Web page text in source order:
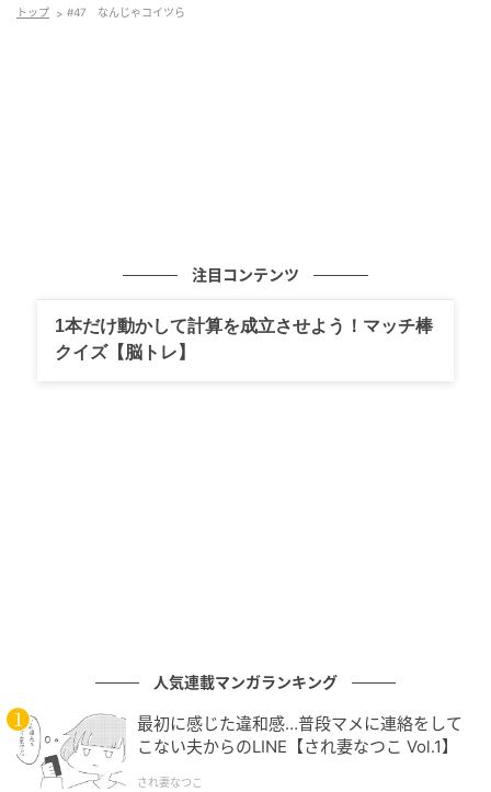
トップ #47 なんじゃコイツら
注目コンテンツ
1本だけ動かして計算を成立させよう！マッチ棒
クイズ【脳トレ】
人気連載マンガランキング
最初に感じた違和感…普段マメに連絡をして
こない夫からのLINE【され妻なつこ Vol.1】
され妻なつこ